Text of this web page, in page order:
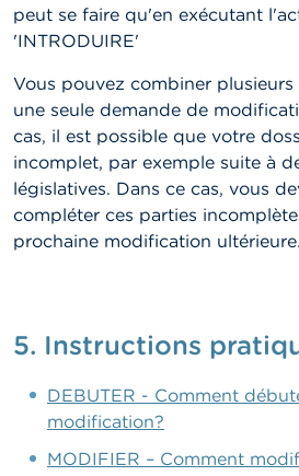
peut se faire qu'en exécutant
'INTRODUIRE'
Vous pouvez combiner
une seule demande de
cas, il est possible que votre
incomplet, par exemple suite à
législatives. Dans ce cas, vous
compléter ces parties
prochaine modification ultérieure.
5. Instructions
DEBUTER - Comment
modification?
MODIFIER – Comment